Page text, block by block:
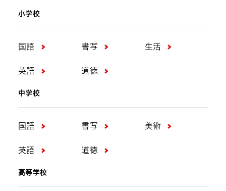
小学校
国語 書写 生活
英語 道徳
中学校
国語 書写 美術
英語 道徳
高等学校